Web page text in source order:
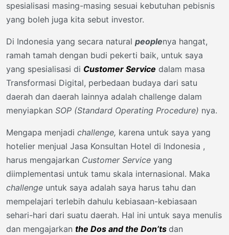
spesialisasi masing-masing sesuai kebutuhan pebisnis
yang boleh juga kita sebut investor.
Di Indonesia yang secara natural peoplenya hangat,
ramah tamah dengan budi pekerti baik, untuk saya
yang spesialisasi di Customer Service dalam masa
Transformasi Digital, perbedaan budaya dari satu
daerah dan daerah lainnya adalah challenge dalam
menyiapkan SOP (Standard Operating Procedure) nya.
Mengapa menjadi challenge, karena untuk saya yang
hotelier menjual Jasa Konsultan Hotel di Indonesia ,
harus mengajarkan Customer Service yang
diimplementasi untuk tamu skala internasional. Maka
challenge untuk saya adalah saya harus tahu dan
mempelajari terlebih dahulu kebiasaan-kebiasaan
sehari-hari dari suatu daerah. Hal ini untuk saya menulis
dan mengajarkan the Dos and the Don’ts dan